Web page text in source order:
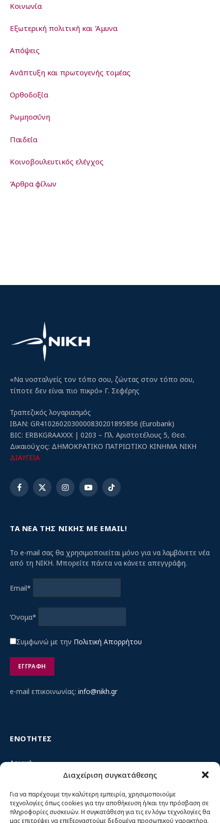
Διαχείριση συγκατάθεσης
Για να παρέχουμε την καλύτερη εμπειρία, χρησιμοποιούμε
τεχνολογίες όπως cookies για την αποθήκευση ή/και την πρόσβαση σε
πληροφορίες συσκευών. Η συγκατάθεση για τις εν λόγω τεχνολογίες θα
μας επιτρέψει να επεξεργαστούμε δεδομένα προσωπικού χαρακτήρα,
Κοινωνία
Εξωτερική πολιτική και Άμυνα
Απόψεις
Ανάπτυξη και πρωτογενής τομέας
Ορθοδοξία
Ρωμηοσύνη
Παιδεία
Kοινοβουλευτικός ελέγχος
Άρθρα φίλων
«Να νοσταλγείς τον τόπο σου, ζώντας στον τόπο σου,
τίποτε δεν είναι πιο πικρό» Γ. Σεφέρης
Τραπεζικός λογαριασμός
IBAN: GR4102602030000830201895856 (Eurobank)
BIC: ERBKGRAAXXX | 0203 – Πλ. Αριστοτέλους 5, Θεσ.
Δικαιούχος: ΔΗΜΟΚΡΑΤΙΚΟ ΠΑΤΡΙΩΤΙΚΟ ΚΙΝΗΜΑ ΝΙΚΗ
ΔΙΑΥΓΕΙΑ
Facebook
X
InstagramYouTubeTikTok
ΤΑ ΝΕΑ ΤΗΣ ΝΙΚΗΣ ΜΕ EMAIL!
Το e-mail σας θα χρησιμοποιείται μόνο για να λαμβάνετε νέα
από τη ΝΙΚΗ. Μπορείτε πάντα να κάνετε απεγγράφη.
Email*
Όνομα*
Συμφωνώ με την Πολιτική Απορρήτου
e-mail επικοινωνίας: info@nikh.gr
ΕΝΟΤΗΤΕΣ
Αρχική
Κίνημα ΝΙΚΗ – Ποιοι είμαστε, αρχές & δράση
Θέσεις
Πρόσωπα